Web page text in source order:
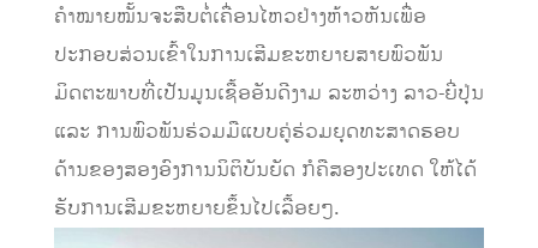
ຄຳໝາຍໝັ້ນຈະສືບຕໍ່ເຄື່ອນໄຫວຢ່າງຫ້າວຫັນເພື່ອ
ປະກອບສ່ວນເຂົ້າໃນການເສີມຂະຫຍາຍສາຍພົວພັນ
ມິດຕະພາບທີ່ເປັນມູນເຊື້ອອັນດີງາມ ລະຫວ່າງ ລາວ-ຍີ່ປຸ່ນ
ແລະ ການພົວພັນຮ່ວມມືແບບຄູ່ຮ່ວມຍຸດທະສາດຮອບ
ດ້ານຂອງສອງອົງການນິຕິບັນຍັດ ກໍຄືສອງປະເທດ ໃຫ້ໄດ້
ຮັບການເສີມຂະຫຍາຍຂຶ້ນໄປເລື້ອຍໆ.